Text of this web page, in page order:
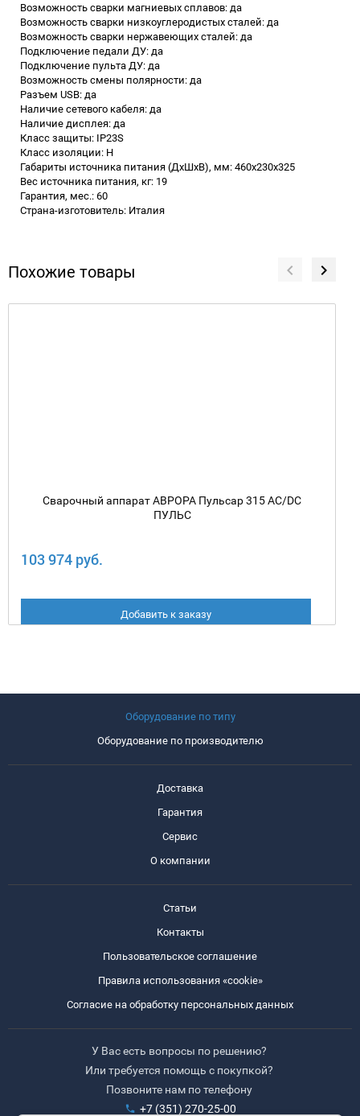
Возможность сварки магниевых сплавов: да
Возможность сварки низкоуглеродистых сталей: да
Возможность сварки нержавеющих сталей: да
Подключение педали ДУ: да
Подключение пульта ДУ: да
Возможность смены полярности: да
Разъем USB: да
Наличие сетевого кабеля: да
Наличие дисплея: да
Класс защиты: IP23S
Класс изоляции: H
Габариты источника питания (ДхШхВ), мм: 460x230x325
Вес источника питания, кг: 19
Гарантия, мес.: 60
Страна-изготовитель: Италия
Похожие товары
Сварочный аппарат АВРОРА Пульсар 315 AC/DC
ПУЛЬС
103 974 руб.
Добавить к заказу
Оборудование по типу
Оборудование по производителю
Доставка
Гарантия
Сервис
О компании
Статьи
Контакты
Пользовательское соглашение
Правила использования «cookie»
Согласие на обработку персональных данных
У Вас есть вопросы по решению?
Или требуется помощь с покупкой?
Позвоните нам по телефону
+7 (351) 270-25-00